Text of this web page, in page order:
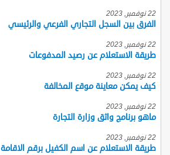
22 نوفمبر, 2023
الفرق بين السجل التجاري الفرعي والرئيسي
22 نوفمبر, 2023
طريقة الاستعلام عن رصيد المدفوعات
22 نوفمبر, 2023
كيف يمكن معاينة موقع المخالفة
22 نوفمبر, 2023
ماهو برنامج واثق وزارة التجارة
22 نوفمبر, 2023
طريقة الاستعلام عن اسم الكفيل برقم الاقامة